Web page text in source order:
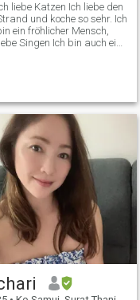
liebe Katzen Ich liebe den
und koche so sehr. Ich
ein fröhlicher Mensch,
liebe Singen Ich bin auch ein
❣ ️ Ich liebe Sport,
mich in Form zu halten.
Vielen Dank für das Lesen
Mein Profil 🙏